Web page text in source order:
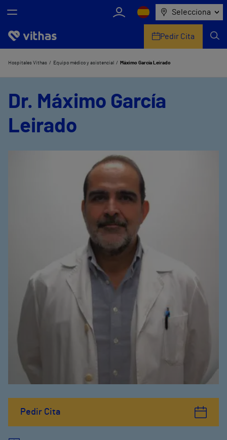
Selecciona
Nosotros
Pedir Cita
Hospitales Vithas Equipo médico y asistencial Máximo García Leirado
Pedir Cita
Dr. Máximo García
Leirado